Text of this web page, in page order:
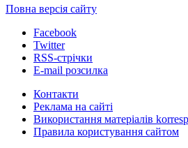
Повна версія сайту
Facebook
Twitter
RSS-стрічки
E-mail розсилка
Контакти
Реклама на сайті
Використання матеріалів
Правила користування сайтом